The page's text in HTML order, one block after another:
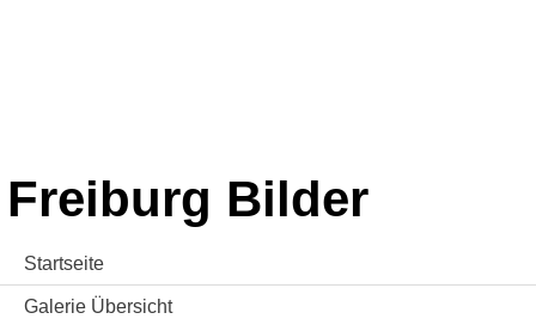
Freiburg Bilder
Startseite
Galerie Übersicht